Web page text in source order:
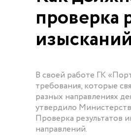
проверка
В своей работе ГК
требования, которые
разных направлениях
утвердило
Проверка результатов
направлений.